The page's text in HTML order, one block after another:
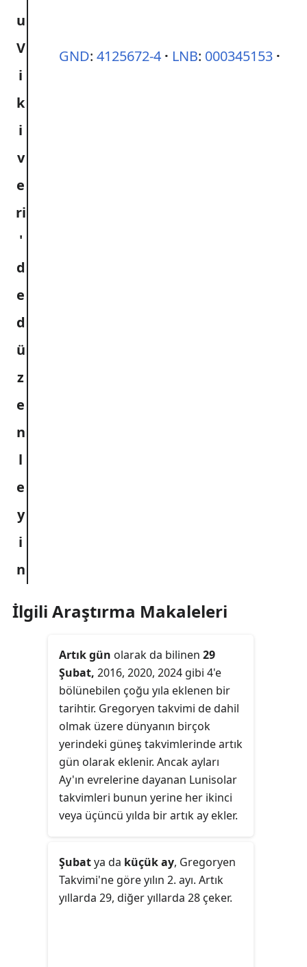
GND: 4125672-4 LNB: 000345153
İlgili Araştırma Makaleleri
Artık gün olarak da bilinen 29
Şubat, 2016, 2020, 2024 gibi 4'e
bölünebilen çoğu yıla eklenen bir
tarihtir. Gregoryen takvimi de dahil
olmak üzere dünyanın birçok
yerindeki güneş takvimlerinde artık
gün olarak eklenir. Ancak ayları
Ay'ın evrelerine dayanan Lunisolar
takvimleri bunun yerine her ikinci
veya üçüncü yılda bir artık ay ekler.
Şubatya da küçük ay, Gregoryen
Takvimi'ne göre yılın 2. ayı. Artık
yıllarda 29, diğer yıllarda 28 çeker.